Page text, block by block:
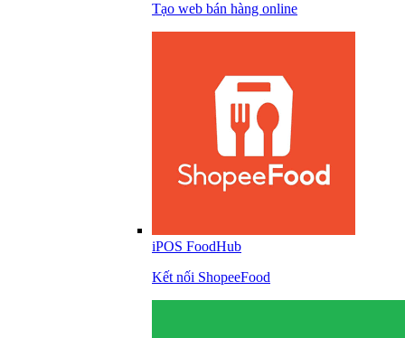
Tạo web bán hàng online
iPOS FoodHub
Kết nối ShopeeFood